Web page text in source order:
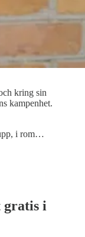
kring sin
kampenhet.
i rom…
gratis i